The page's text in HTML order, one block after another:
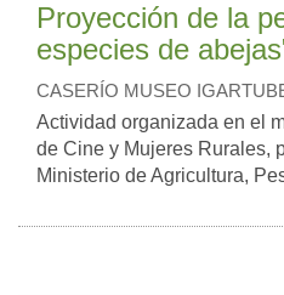
Proyección de la
especies de
CASERÍO MUSEO
Actividad organizada en el
de Cine y Mujeres Rurales,
Ministerio de Agricultura,